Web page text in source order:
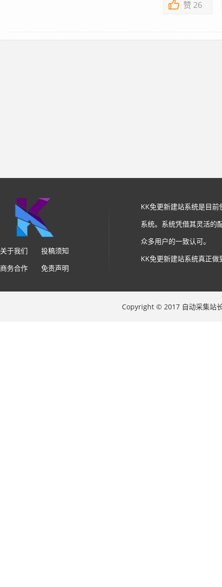
赞 26
关于我们
投稿须知
商务合作
免责声明
KK免更新建站系统是目
系统。系统凭借其灵活的
众多用户的一致认可。
KK免更新建站系统真正
Copyright © 2017 自动采集站